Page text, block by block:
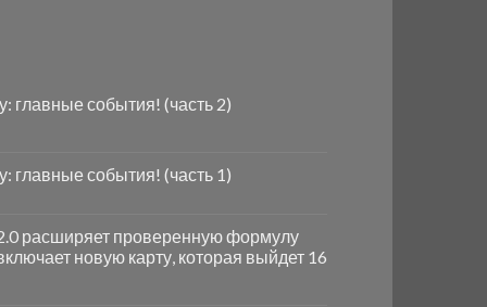
главные события! (часть 2)
главные события! (часть 1)
расширяет проверенную формулу
новую карту, которая выйдет 16